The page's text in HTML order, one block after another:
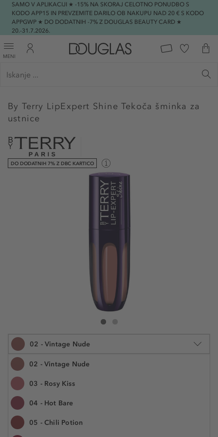
SAMO V APLIKACIJI ★ -15% NA SKORAJ CELOTNO PONUDBO S
KODO APP15 IN PREVZEMITE DARILO OB NAKUPU NAD 20 € S KODO
APPGWP ★ DO DODATNIH -7% Z DOUGLAS BEAUTY CARD ★
20.-31.7.2026.
MENI
By Terry LipExpert Shine Tekoča šminka za
ustnice
DO DODATNIH 7% Z DBC KARTICO
By Terry Lip-Expert Shine
02 - Vintage Nude
02 - Vintage Nude
03 - Rosy Kiss
04 - Hot Bare
05 - Chili Potion
3 g